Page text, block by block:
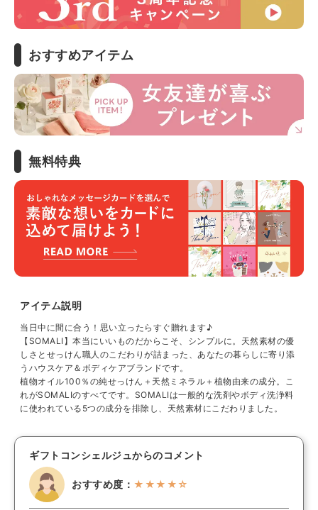
おすすめアイテム
無料特典
アイテム説明
当日中に間に合う！思い立ったらすぐ贈れます♪
【SOMALI】本当にいいものだからこそ、シンプルに。天然素材の優
しさとせっけん職人のこだわりが詰まった、あなたの暮らしに寄り添
うハウスケア＆ボディケアブランドです。
植物オイル100％の純せっけん＋天然ミネラル＋植物由来の成分。こ
れがSOMALIのすべてです。SOMALIは一般的な洗剤やボディ洗浄料
に使われている5つの成分を排除し、天然素材にこだわりました。
ギフトコンシェルジュからのコメント
おすすめ度： ★★★★☆